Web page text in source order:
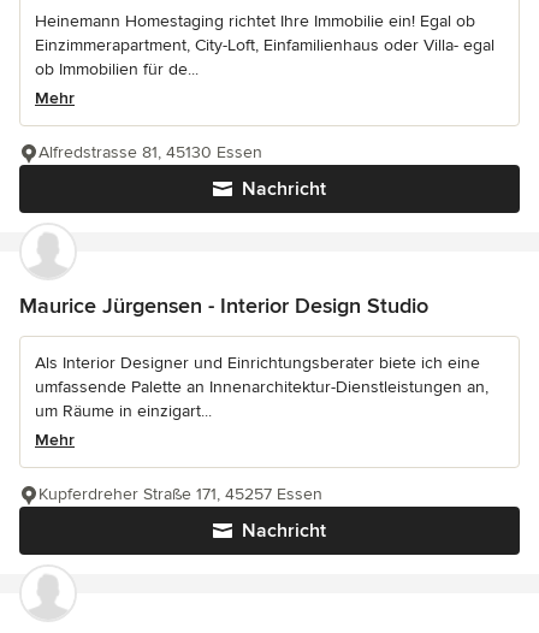
Heinemann Homestaging richtet Ihre Immobilie ein! Egal ob
Einzimmerapartment, City-Loft, Einfamilienhaus oder Villa- egal
ob Immobilien für de...
Mehr
Nachricht
Alfredstrasse 81, 45130 Essen
Maurice Jürgensen - Interior Design Studio
Als Interior Designer und Einrichtungsberater biete ich eine
umfassende Palette an Innenarchitektur-Dienstleistungen an,
um Räume in einzigart...
Mehr
Nachricht
Kupferdreher Straße 171, 45257 Essen